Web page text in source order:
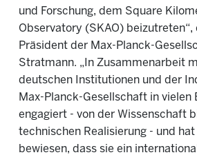
und Forschung, dem Square
Observatory (SKAO) beizutreten“,
Präsident der Max-Planck-
Stratmann. „In Zusammenarbeit
deutschen Institutionen und der
Max-Planck-Gesellschaft in vielen
engagiert - von der Wissenschaft
technischen Realisierung - und
bewiesen, dass sie ein